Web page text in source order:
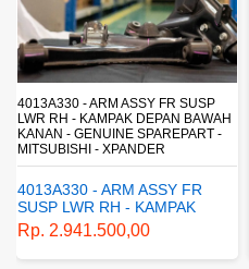
4013A330 - ARM ASSY FR SUSP
LWR RH - KAMPAK DEPAN BAWAH
KANAN - GENUINE SPAREPART -
MITSUBISHI - XPANDER
4013A330 - ARM ASSY FR
SUSP LWR RH - KAMPAK
DEPAN BAWAH KANAN -
GENUINE SPAREPART -
MITSUBISHI - XPANDER
Rp. 2.941.500,00